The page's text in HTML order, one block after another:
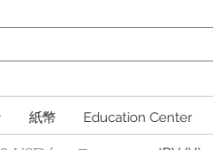
紙幣 Education Center